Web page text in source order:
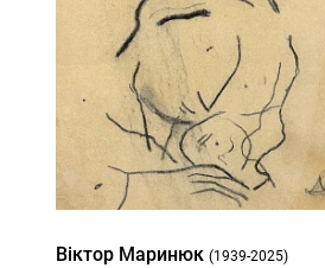
Віктор Маринюк(1939-2025)